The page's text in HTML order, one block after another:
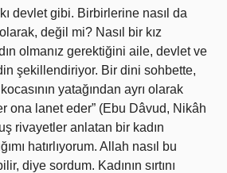
devlet gibi. Birbirlerine nasıl da
değil mi? Nasıl bir kız
olmanız gerektiğini aile, devlet ve
şekillendiriyor. Bir dini sohbette,
yatağından ayrı olarak
ona lanet eder” (Ebu Dâvud, Nikâh
rivayetler anlatan bir kadın
hatırlıyorum. Allah nasıl bu
diye sordum. Kadının sırtını